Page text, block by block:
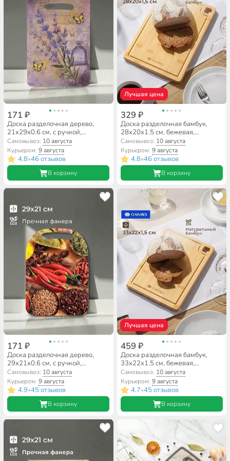
171 ₽
Доска разделочная дерево,
21х29х0.6 см, с ручкой,
прямоугольная, Лаванда, Ф-14
Самовывоз: 10 августа
Курьером:9 августа
4.8•46 отзывов
В корзину
Лучшая цена
329 ₽
Доска разделочная бамбук,
28х20х1.5 см, бежевая,
прямоугольная, Daniks,
CB35428B
Самовывоз: 10 августа
Курьером: 9 августа
4.8•46 отзывов
В корзину
171 ₽
Доска разделочная дерево,
29х21х0.6 см, с ручкой,
прямоугольная, Красный перец,
К-17
Самовывоз: 10 августа
Курьером:9 августа
4.9•45 отзывов
В корзину
Лучшая цена
459 ₽
Доска разделочная бамбук,
33х22х1.5 см, бежевая,
прямоугольная, Daniks,
CB35433B
Самовывоз: 10 августа
Курьером: 9 августа
4.7•45 отзывов
В корзину